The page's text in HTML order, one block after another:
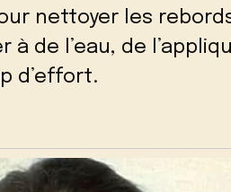
nettoyer les
à de l’eau, de
d’effort.